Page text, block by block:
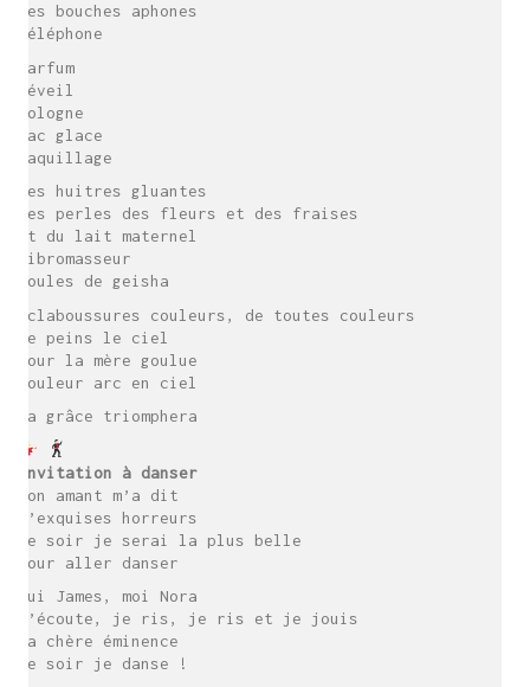
des bouches aphones
téléphone
Parfum
réveil
Cologne
sac glace
maquillage
Des huitres gluantes
des perles des fleurs et des fraises
et du lait maternel
vibromasseur
boules de geisha
éclaboussures couleurs, de toutes couleurs
je peins le ciel
pour la mère goulue
couleur arc en ciel
La grâce triomphera
Invitation à danser
Mon amant m’a dit
d’exquises horreurs
Ce soir je serai la plus belle
pour aller danser
Lui James, moi Nora
J’écoute, je ris, je ris et je jouis
Ma chère éminence
Ce soir je danse !